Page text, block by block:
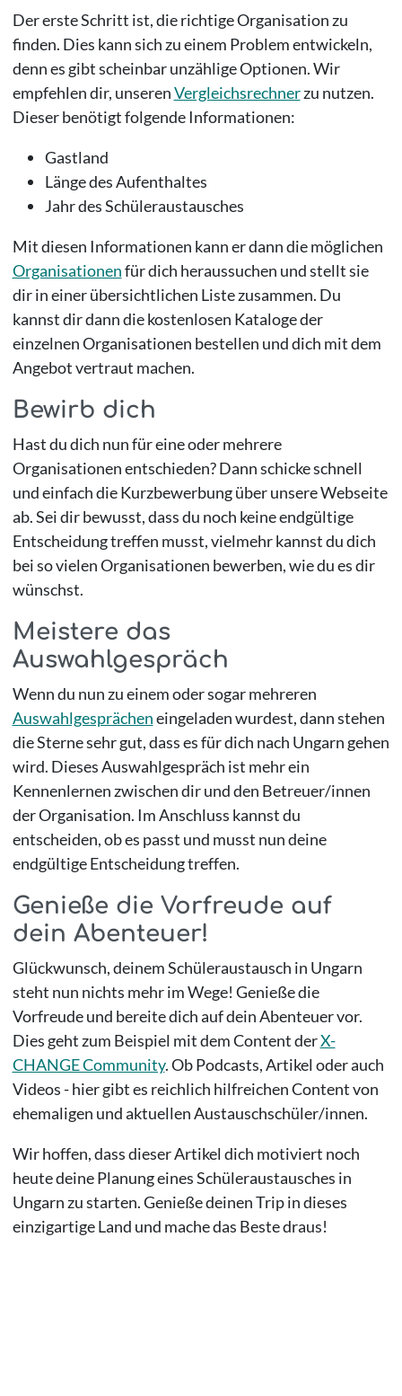
Der erste Schritt ist, die richtige Organisation zu
finden. Dies kann sich zu einem Problem entwickeln,
denn es gibt scheinbar unzählige Optionen. Wir
empfehlen dir, unserenVergleichsrechnerzu nutzen.
Dieser benötigt folgende Informationen:
Gastland
Länge des Aufenthaltes
Jahr des Schüleraustausches
Mit diesen Informationen kann er dann die möglichen
Organisationenfür dich heraussuchen und stellt sie
dir in einer übersichtlichen Liste zusammen. Du
kannst dir dann die kostenlosen Kataloge der
einzelnen Organisationen bestellen und dich mit dem
Angebot vertraut machen.
Bewirb dich
Hast du dich nun für eine oder mehrere
Organisationen entschieden? Dann schicke schnell
und einfach die Kurzbewerbung über unsere Webseite
ab. Sei dir bewusst, dass du noch keine endgültige
Entscheidung treffen musst, vielmehr kannst du dich
bei so vielen Organisationen bewerben, wie du es dir
wünschst.
Meistere das
Auswahlgespräch
Wenn du nun zu einem oder sogar mehreren
Auswahlgesprächeneingeladen wurdest, dann stehen
die Sterne sehr gut, dass es für dich nach Ungarn gehen
wird. Dieses Auswahlgespräch ist mehr ein
Kennenlernen zwischen dir und den Betreuer/innen
der Organisation. Im Anschluss kannst du
entscheiden, ob es passt und musst nun deine
endgültige Entscheidung treffen.
Genieße die Vorfreude auf
dein Abenteuer!
Glückwunsch, deinem Schüleraustausch in Ungarn
steht nun nichts mehr im Wege! Genieße die
Vorfreude und bereite dich auf dein Abenteuer vor.
Dies geht zum Beispiel mit dem Content derX-
CHANGE Community. Ob Podcasts, Artikel oder auch
Videos - hier gibt es reichlich hilfreichen Content von
ehemaligen und aktuellen Austauschschüler/innen.
Wir hoffen, dass dieser Artikel dich motiviert noch
heute deine Planung eines Schüleraustausches in
Ungarn zu starten. Genieße deinen Trip in dieses
einzigartige Land und mache das Beste draus!